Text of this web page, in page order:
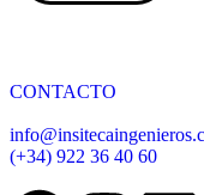
CONTACTO
(+34) 922 36 40 60